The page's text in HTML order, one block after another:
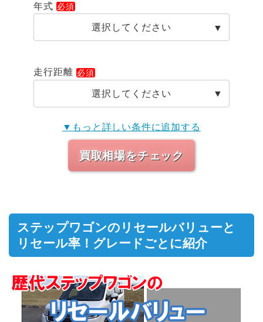
年式
選択してください
走行距離
選択してください
▼もっと詳しい条件に追加する
買取相場をチェック
ステップワゴンのリセールバリューと
リセール率！グレードごとに紹介